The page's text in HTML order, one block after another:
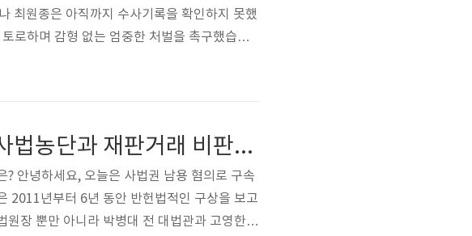
최원종은 아직까지 수사기록을 확인하지 못했
로하며 감형 없는 엄중한 처벌을 촉구했습니
었습니다. 이때 최원종은 최근 한 매체에 구치
"사법행정권 남용 혐의로 7년의 징역 선고, 사법농단과 재판거래 비판" "Sentenced to 7 years in prison for abuse of judicial administrative power, criticized judicial manipulation and trial transactions"
안녕하세요, 오늘은 사법권 남용 혐의로 구속
2011년부터 6년 동안 반헌법적인 구상을 보고
장 뿐만 아니라 박병대 전 대법관과 고영한